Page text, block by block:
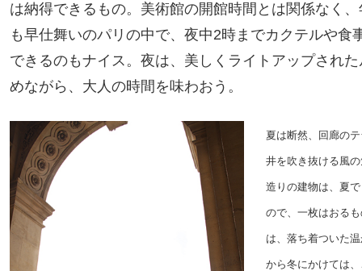
は納得できるもの。美術館の開館時間とは関係なく
も早仕舞いのパリの中で、夜中2時までカクテルや食
できるのもナイス。夜は、美しくライトアップされ
めながら、大人の時間を味わおう。
夏は断然、回廊の
井を吹き抜ける風
造りの建物は、夏
ので、一枚はおる
は、落ち着ついた
から冬にかけては